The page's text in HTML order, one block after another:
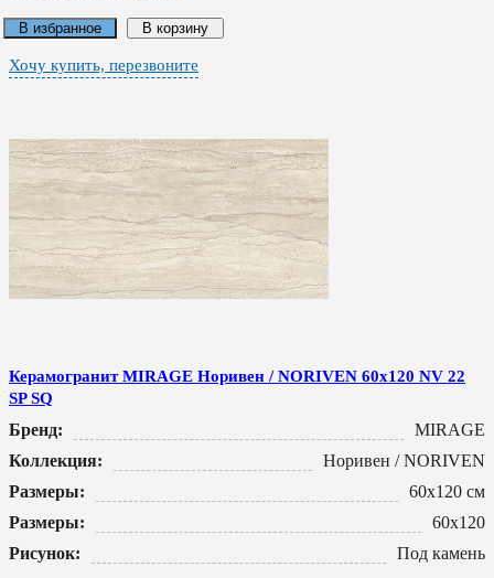
В избранное В корзину
Хочу купить, перезвоните
Керамогранит MIRAGE Норивен / NORIVEN 60x120 NV 22
SP SQ
Бренд:
MIRAGE
Коллекция:
Норивен / NORIVEN
Размеры:
60x120 см
Размеры:
60x120
Рисунок:
Под камень